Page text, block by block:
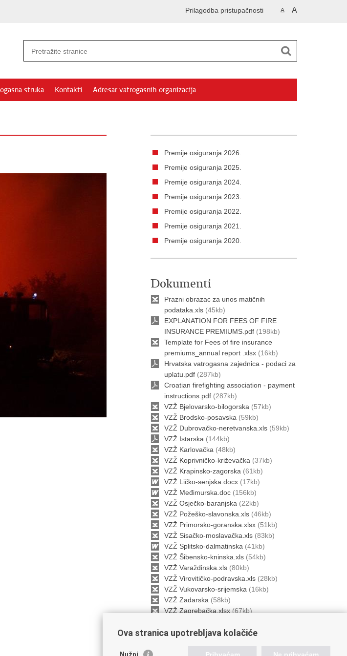
A A
Prilagodba pristupačnosti
struka Kontakti Adresar vatrogasnih organizacija
Premije osiguranja 2026.
Premije osiguranja 2025.
Premije osiguranja 2024.
Premije osiguranja 2023.
Premije osiguranja 2022.
Premije osiguranja 2021.
Premije osiguranja 2020.
Dokumenti
Prazni obrazac za unos matičnih
podataka.xls (45kb)
EXPLANATION FOR FEES OF FIRE
INSURANCE PREMIUMS.pdf (198kb)
Template for Fees of fire insurance
premiums_annual report .xlsx (16kb)
Hrvatska vatrogasna zajednica - podaci za
uplatu.pdf (287kb)
Croatian firefighting association - payment
instructions.pdf (287kb)
VZŽ Bjelovarsko-bilogorska (57kb)
VZŽ Brodsko-posavska (59kb)
VZŽ Dubrovačko-neretvanska.xls (59kb)
VZŽ Istarska (144kb)
VZŽ Karlovačka (48kb)
VZŽ Koprivničko-križevačka (37kb)
VZŽ Krapinsko-zagorska (61kb)
VZŽ Ličko-senjska.docx (17kb)
VZŽ Međimurska.doc (156kb)
VZŽ Osječko-baranjska (22kb)
VZŽ Požeško-slavonska.xls (46kb)
VZŽ Primorsko-goranska.xlsx (51kb)
VZŽ Sisačko-moslavačka.xls (83kb)
VZŽ Splitsko-dalmatinska (41kb)
VZŽ Šibensko-kninska.xls (54kb)
VZŽ Varaždinska.xls (80kb)
VZŽ Virovitičko-podravska.xls (28kb)
VZŽ Vukovarsko-srijemska (16kb)
VZŽ Zadarska (58kb)
VZŽ Zagrebačka.xlsx(67kb)
Ova stranica upotrebljava kolačiće
Nužni Prihvaćam Ne prihvaćam